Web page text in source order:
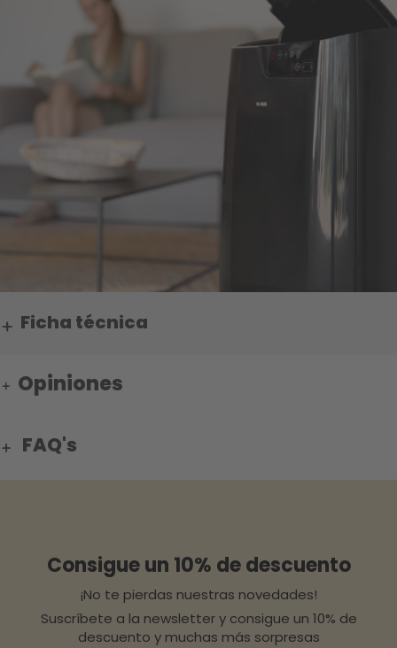
Ficha técnica
Opiniones
FAQ's
Consigue un 10% de descuento
¡No te pierdas nuestras novedades!
Suscríbete a la newsletter y consigue un 10% de
descuento y muchas más sorpresas